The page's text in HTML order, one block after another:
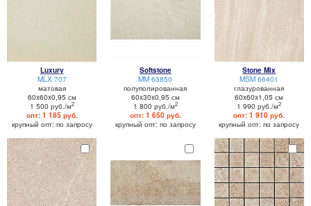
Luxury
MLX 707
матовая
60x60x0,95 см
1 500 руб./м2
опт: 1 185 руб.
крупный опт: по запросу
Softstone
MM 63850
полуполированная
60x30x0,95 см
1 800 руб./м2
опт: 1 650 руб.
крупный опт: по запросу
Stone Mix
MSM 66401
глазурованная
60x60x1,05 см
1 990 руб./м2
опт: 1 910 руб.
крупный опт: по запросу